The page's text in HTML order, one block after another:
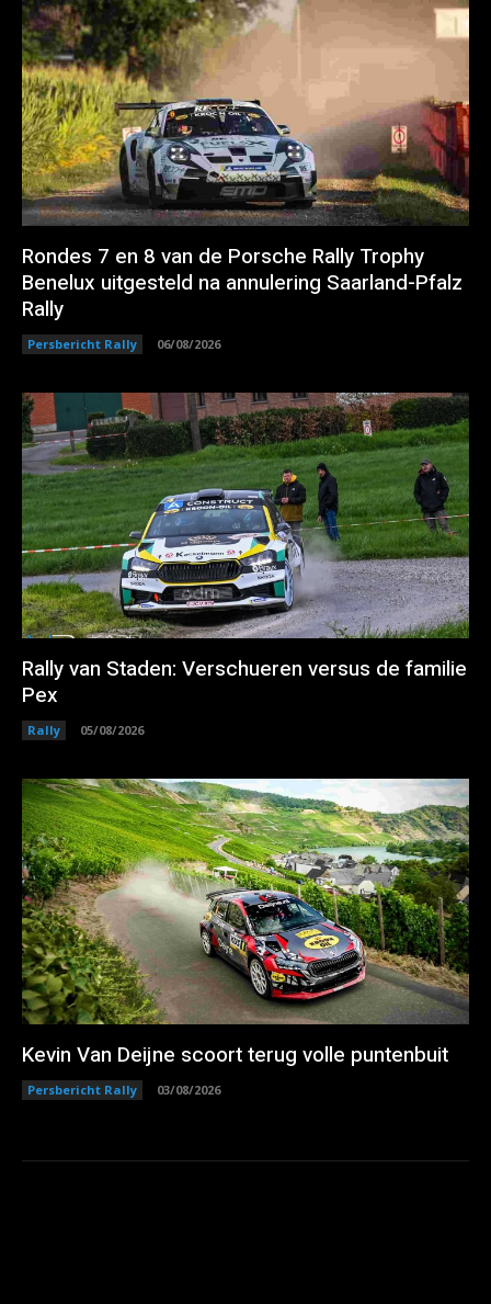
Rondes 7 en 8 van de Porsche Rally Trophy
Benelux uitgesteld na annulering Saarland-Pfalz
Rally
Persbericht Rally 06/08/2026
Rally van Staden: Verschueren versus de familie
Pex
Rally 05/08/2026
Kevin Van Deijne scoort terug volle puntenbuit
Persbericht Rally 03/08/2026